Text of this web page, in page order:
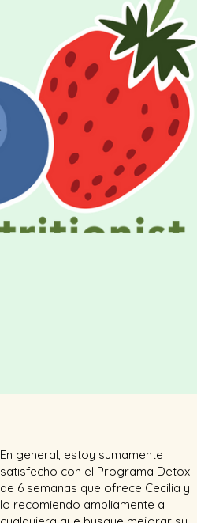
En general, estoy sumamente
satisfecho con el Programa Detox
de 6 semanas que ofrece Cecilia y
lo recomiendo ampliamente a